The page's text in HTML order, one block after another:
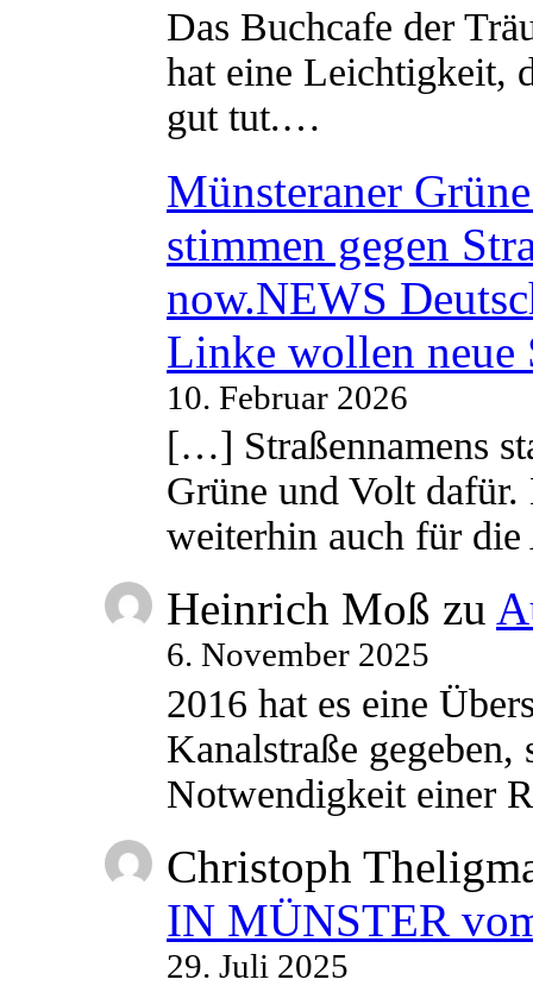
Das Buchcafe der
hat eine Leichtigkeit,
gut tut.…
Münsteraner
stimmen gegen
now.NEWS
Linke wollen neue
10. Februar 2026
[…] Straßennamens
Grüne und Volt
weiterhin auch für
Heinrich Moß zu
6. November 2025
2016 hat es eine
Kanalstraße
Notwendigkeit einer
Christoph
IN MÜNSTER
29. Juli 2025